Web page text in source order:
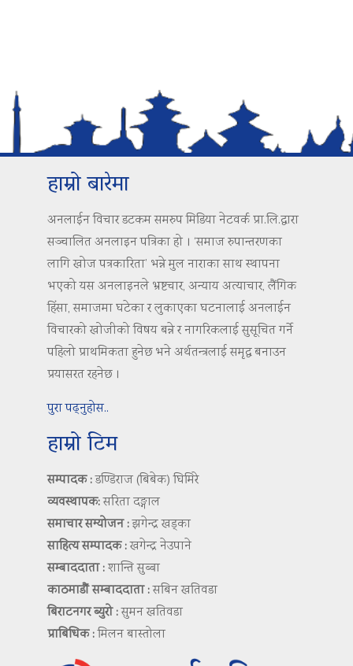
हाम्रो बारेमा
अनलाईन विचार डटकम समरुप मिडिया नेटवर्क प्रा.लि.द्वारा
सञ्चालित अनलाइन पत्रिका हो । ‘समाज रुपान्तरणका
लागि खोज पत्रकारिता’ भन्ने मुल नाराका साथ स्थापना
भएको यस अनलाइनले भ्रष्टचार, अन्याय अत्याचार, लैंगिक
हिंसा, समाजमा घटेका र लुकाएका घटनालाई अनलाईन
विचारको खोजीको विषय बन्ने र नागरिकलाई सुसूचित गर्ने
पहिलो प्राथमिकता हुनेछ भने अर्थतन्त्रलाई समृद्ध बनाउन
प्रयासरत रहनेछ ।
पुरा पढ्नुहोस..
हाम्रो टिम
सम्पादक :डण्डिराज (बिबेक) घिमिरे
व्यवस्थापक:सरिता दङ्गाल
समाचार सम्योजन :झगेन्द्र खड्का
साहित्य सम्पादक :खगेन्द्र नेउपाने
सम्बाददाता :शान्ति सुब्बा
काठमाडौं सम्बाददाता :सबिन खतिवडा
बिराटनगर ब्युरो :सुमन खतिवडा
प्राबिधिक :मिलन बास्तोला